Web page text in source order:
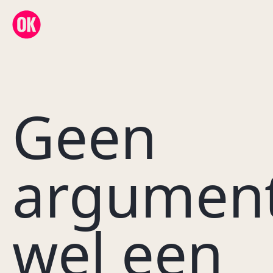
OK Creative Agency
Geen
wel een